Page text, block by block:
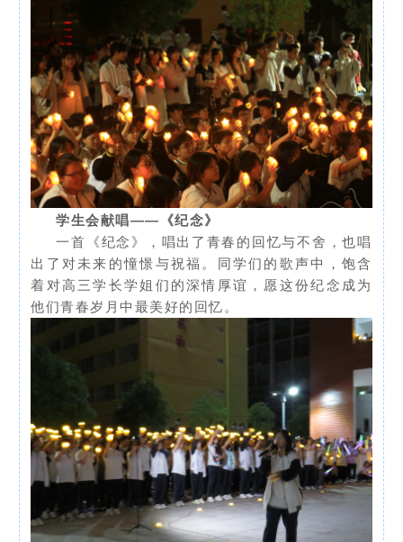
学生会献唱——《纪念》
一首《纪念》，唱出了青春的回忆与不舍，也唱
出了对未来的憧憬与祝福。同学们的歌声中，饱含
着对高三学长学姐们的深情厚谊，愿这份纪念成为
他们青春岁月中最美好的回忆。